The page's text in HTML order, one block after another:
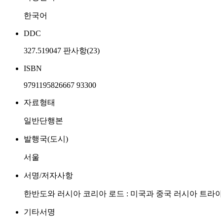
한국어
DDC
327.519047 판사항(23)
ISBN
9791195826667 93300
자료형태
일반단행본
발행국(도시)
서울
서명/저자사항
한반도와 러시아 코리아 로드 : 미국과 중국 러시아 트라
기타서명